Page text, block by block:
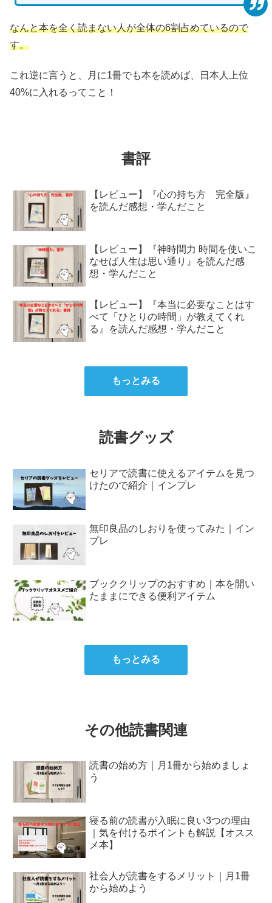
なんと本を全く読まない人が全体の6割占めているので
す。
これ逆に言うと、月に1冊でも本を読めば、日本人上位
40%に入れるってこと！
書評
【レビュー】『心の持ち方 完全版』
を読んだ感想・学んだこと
【レビュー】『神時間力 時間を使いこ
なせば人生は思い通り』を読んだ感
想・学んだこと
【レビュー】『本当に必要なことはす
べて「ひとりの時間」が教えてくれ
る』を読んだ感想・学んだこと
もっとみる
読書グッズ
セリアで読書に使えるアイテムを見つ
けたので紹介｜インプレ
無印良品のしおりを使ってみた｜イン
プレ
ブッククリップのおすすめ｜本を開い
たままにできる便利アイテム
もっとみる
その他読書関連
読書の始め方｜月1冊から始めましょ
う
寝る前の読書が入眠に良い3つの理由
｜気を付けるポイントも解説【オスス
メ本】
社会人が読書をするメリット｜月1冊
から始めよう